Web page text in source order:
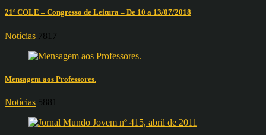
21º COLE – Congresso de Leitura – De 10 a 13/07/2018
Notícias 7817
Mensagem aos Professores.
Notícias 5881